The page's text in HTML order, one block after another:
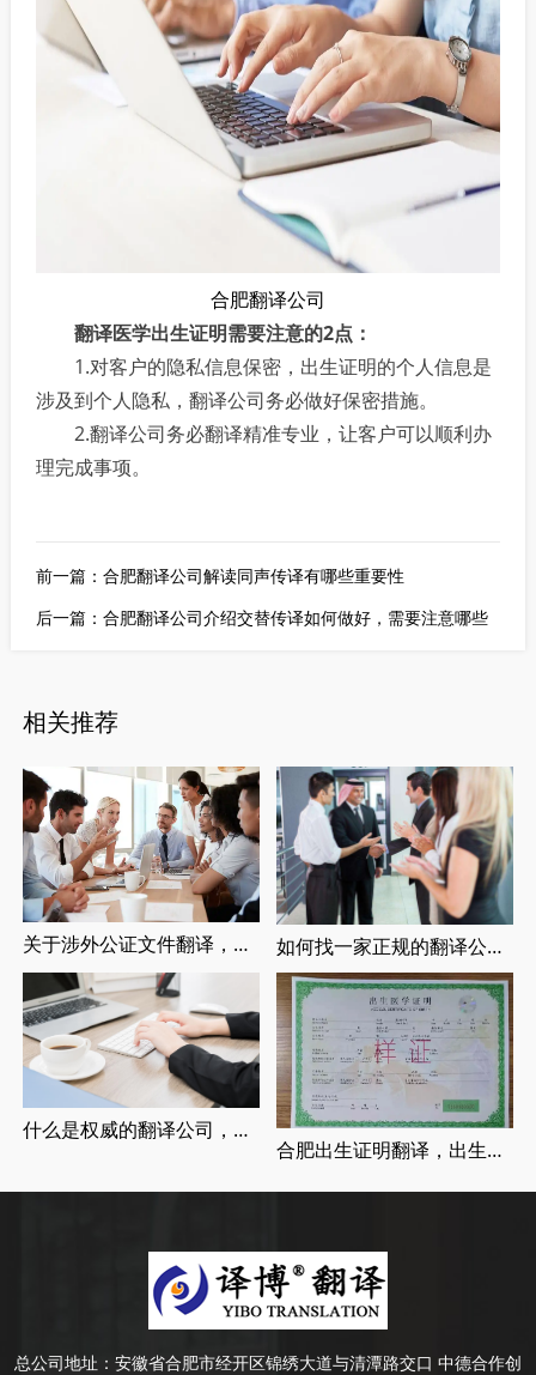
合肥翻译公司
翻译医学出生证明需要注意的2点：
1.对客户的隐私信息保密，出生证明的个人信息是
涉及到个人隐私，翻译公司务必做好保密措施。
2.翻译公司务必翻译精准专业，让客户可以顺利办
理完成事项。
前一篇：合肥翻译公司解读同声传译有哪些重要性
后一篇：合肥翻译公司介绍交替传译如何做好，需要注意哪些
相关推荐
关于涉外公证文件翻译，涉外婚姻登记，留学翻译介绍 如何找一家正规的翻译公司，找正规翻译公司有哪些要求
什么是权威的翻译公司，正规翻译公司介绍
合肥出生证明翻译，出生证明翻译认证流程
总公司地址： 安徽省合肥市经开区锦绣大道与清潭路交口 中德合作创